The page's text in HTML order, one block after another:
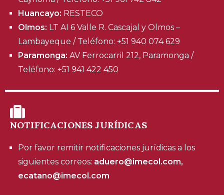
Huancayo: RESTECO
Olmos: LT AI 6 Valle R. Cascajal y Olmos –
Lambayeque / Teléfono: +51 940 074 629
Paramonga: AV Ferrocarril 212, Paramonga /
Teléfono: +51 941 422 450
NOTIFICACIONES JURÍDICAS
Por favor remitir notificaciones jurídicas a los
siguientes correos: aduero@imecol.com,
ecatano@imecol.com